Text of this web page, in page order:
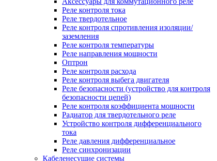
Реле контроля тока
Реле твердотельное
Реле контроля спротивления изоляции/
заземления
Реле контроля температуры
Реле направления мощности
Оптрон
Реле контроля расхода
Реле контроля выбега двигателя
Реле безопасности (устройство для контроля
безопасности цепей)
Реле контроля коэффициента мощности
Радиатор для твердотельного реле
Устройство контроля дифференциального
тока
Реле давления дифференциальное
Реле синхронизации
Кабеленесущие системы